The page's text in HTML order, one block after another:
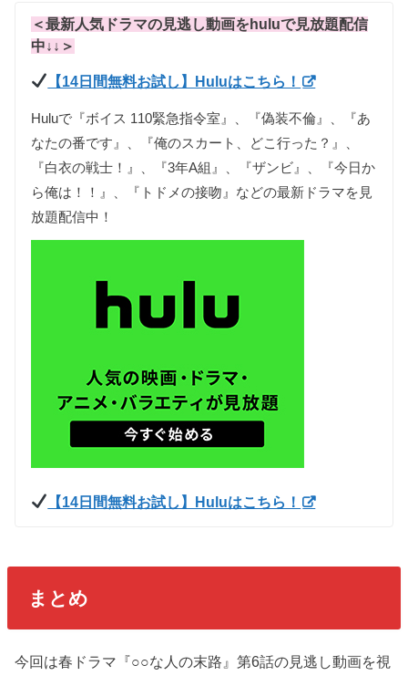
＜最新人気ドラマの見逃し動画をhuluで見放題配信
中↓↓＞
【14日間無料お試し】Huluはこちら！
Huluで『ボイス 110緊急指令室』、『偽装不倫』、『あ
なたの番です』、『俺のスカート、どこ行った？』、
『白衣の戦士！』、『3年A組』、『ザンビ』、『今日か
ら俺は！！』、『トドメの接吻』などの最新ドラマを見
放題配信中！
【14日間無料お試し】Huluはこちら！
まとめ
今回は春ドラマ『○○な人の末路』第6話の見逃し動画を視